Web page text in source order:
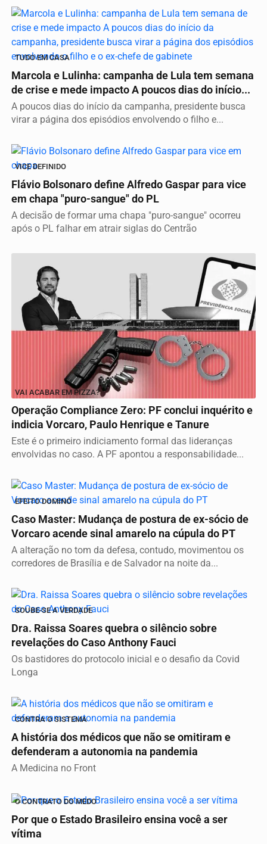
TUDO EM CASA
Marcola e Lulinha: campanha de Lula tem semana
de crise e mede impacto A poucos dias do início...
A poucos dias do início da campanha, presidente busca
virar a página dos episódios envolvendo o filho e...
VICE DEFINIDO
Flávio Bolsonaro define Alfredo Gaspar para vice
em chapa "puro-sangue" do PL
A decisão de formar uma chapa "puro-sangue" ocorreu
após o PL falhar em atrair siglas do Centrão
VAI ACABAR EM PIZZA?
Operação Compliance Zero: PF conclui inquérito e
indicia Vorcaro, Paulo Henrique e Tanure
Este é o primeiro indiciamento formal das lideranças
envolvidas no caso. A PF apontou a responsabilidade...
EFEITO DOMINÓ
Caso Master: Mudança de postura de ex-sócio de
Vorcaro acende sinal amarelo na cúpula do PT
A alteração no tom da defesa, contudo, movimentou os
corredores de Brasília e de Salvador na noite da...
SOUBE-SE A VERDADE
Dra. Raissa Soares quebra o silêncio sobre
revelações do Caso Anthony Fauci
Os bastidores do protocolo inicial e o desafio da Covid
Longa
CONTRA O SISTEMA
A história dos médicos que não se omitiram e
defenderam a autonomia na pandemia
A Medicina no Front
O CONTRATO DO MEDO
Por que o Estado Brasileiro ensina você a ser
vítima